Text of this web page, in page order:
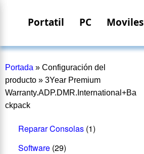
Portatil PC Moviles
Portada » Configuración del
producto » 3Year Premium
Warranty.ADP.DMR.International+Ba
ckpack
Reparar Consolas (1)
Software (29)